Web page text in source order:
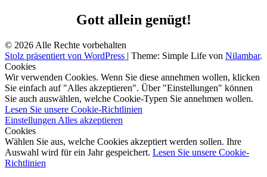
Gott allein genügt!
© 2026 Alle Rechte vorbehalten
Stolz präsentiert von WordPress | Theme: Simple Life von Nilambar.
Cookies
Wir verwenden Cookies. Wenn Sie diese annehmen wollen, klicken
Sie einfach auf "Alles akzeptieren". Über "Einstellungen" können
Sie auch auswählen, welche Cookie-Typen Sie annehmen wollen.
Lesen Sie unsere Cookie-Richtlinien
Einstellungen Alles akzeptieren
Cookies
Wählen Sie aus, welche Cookies akzeptiert werden sollen. Ihre
Auswahl wird für ein Jahr gespeichert. Lesen Sie unsere Cookie-
Richtlinien